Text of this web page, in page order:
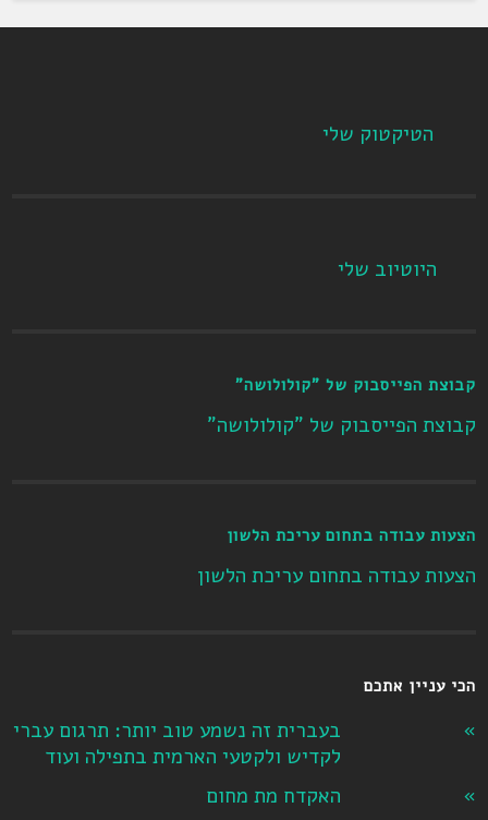
הטיקטוק שלי
היוטיוב שלי
קבוצת הפייסבוק של "קולולושה"
קבוצת הפייסבוק של "קולולושה"
הצעות עבודה בתחום עריכת הלשון
הצעות עבודה בתחום עריכת הלשון
הכי עניין אתכם
בעברית זה נשמע טוב יותר: תרגום עברי
לקדיש ולקטעי הארמית בתפילה ועוד
האקדח מת מחום